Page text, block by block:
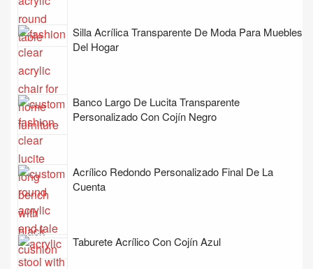
Silla Acrílica Transparente De Moda Para Muebles
Del Hogar
Banco Largo De Lucita Transparente
Personalizado Con Cojín Negro
Acrílico Redondo Personalizado Final De La
Cuenta
Taburete Acrílico Con Cojín Azul